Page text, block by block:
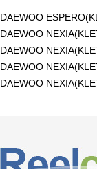
DAEWOO
DAEWOO
DAEWOO
DAEWOO
DAEWOO